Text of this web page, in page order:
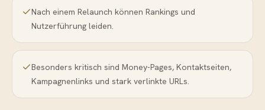
Nach einem Relaunch können Rankings und
Nutzerführung leiden.
Besonders kritisch sind Money-Pages, Kontaktseiten,
Kampagnenlinks und stark verlinkte URLs.